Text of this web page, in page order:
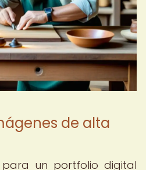
de alta
un portfolio digital